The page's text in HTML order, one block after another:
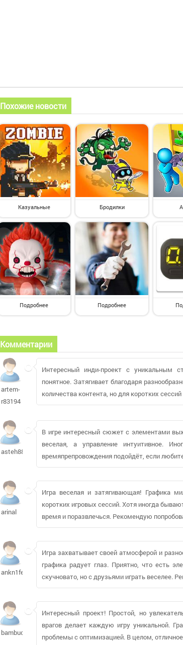
Похожие новости
Казуальные Бродилки
Подробнее Подробнее
Комментарии
artem-
r83194
Интересный инди-проект с уникальным
понятное. Затягивает благодаря
количества контента, но для коротких
asteh88950
В игре интересный сюжет с элементами
веселая, а управление интуитивное.
времяпрепровождения подойдёт, если
arinal
Игра веселая и затягивающая! Графика
коротких игровых сессий. Хотя иногда
время и поразвлечься. Рекомендую
ankn1fer
Игра захватывает своей атмосферой и
графика радует глаз. Приятно, что есть
скучновато, но с друзьями играть веселее.
bambucha2614
Интересный проект! Простой, но
врагов делает каждую игру уникальной.
проблемы с оптимизацией. В целом,